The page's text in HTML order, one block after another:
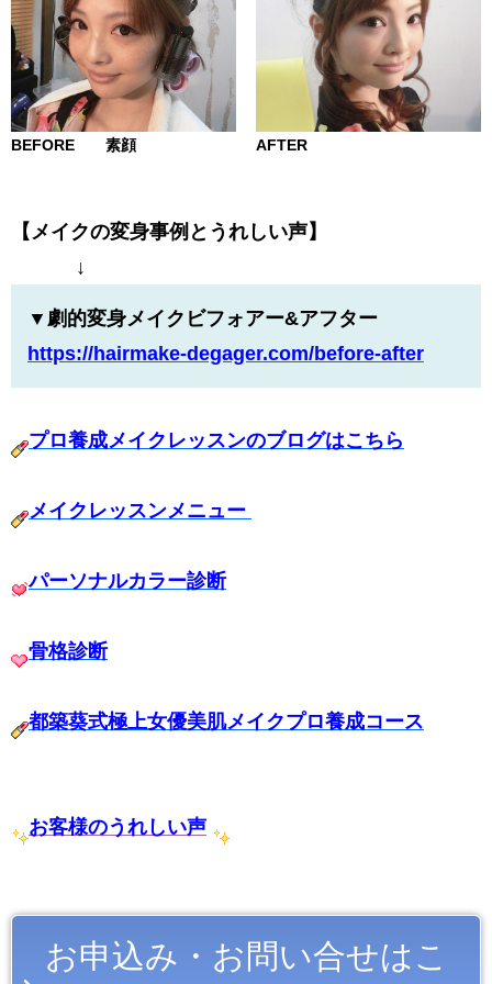
BEFORE 素顔 AFTER
【メイクの変身事例とうれしい声】
↓
▼劇的変身メイクビフォアー&アフター
https://hairmake-degager.com/before-after
プロ養成メイクレッスンのブログはこちら
メイクレッスンメニュー
パーソナルカラー診断
骨格診断
都築葵式極上女優美肌メイクプロ養成コース
お客様のうれしい声
お申込み・お問い合せはこ